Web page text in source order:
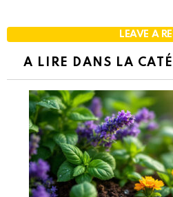
LEAVE A
A LIRE DANS LA